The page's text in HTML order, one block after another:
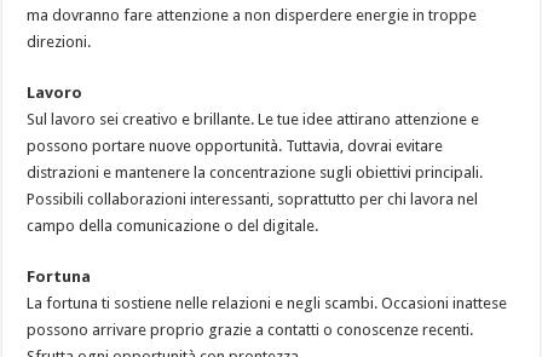
ma dovranno fare attenzione a non disperdere energie in troppe
direzioni.
Lavoro
Sul lavoro sei creativo e brillante. Le tue idee attirano attenzione e
possono portare nuove opportunità. Tuttavia, dovrai evitare
distrazioni e mantenere la concentrazione sugli obiettivi principali.
Possibili collaborazioni interessanti, soprattutto per chi lavora nel
campo della comunicazione o del digitale.
Fortuna
La fortuna ti sostiene nelle relazioni e negli scambi. Occasioni inattese
possono arrivare proprio grazie a contatti o conoscenze recenti.